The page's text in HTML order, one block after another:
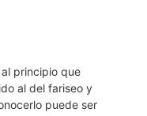
principio que
al del fariseo y
puede ser